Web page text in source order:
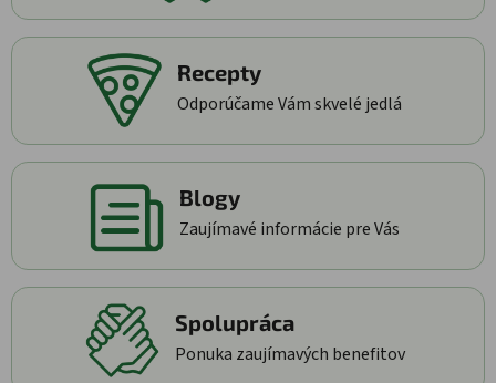
Recepty
Odporúčame Vám skvelé jedlá
Blogy
Zaujímavé informácie pre Vás
Spolupráca
Ponuka zaujímavých benefitov